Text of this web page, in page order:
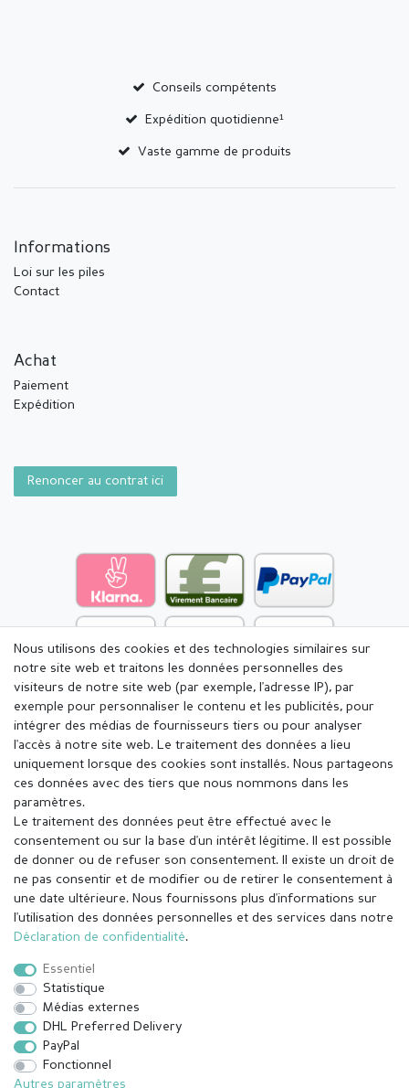
Conseils compétents
Expédition quotidienne¹
Vaste gamme de produits
Informations
Loi sur les piles
Contact
Achat
Paiement
Expédition
Renoncer au contrat ici
Mentions légales Déclaration de confidentialité
Rétracter le contrat ici
Nous utilisons des cookies et des technologies similaires sur
notre site web et traitons les données personnelles des
visiteurs de notre site web (par exemple, l'adresse IP), par
exemple pour personnaliser le contenu et les publicités, pour
intégrer des médias de fournisseurs tiers ou pour analyser
l'accès à notre site web. Le traitement des données a lieu
uniquement lorsque des cookies sont installés. Nous partageons
ces données avec des tiers que nous nommons dans les
paramètres.
Le traitement des données peut être effectué avec le
consentement ou sur la base d'un intérêt légitime. Il est possible
de donner ou de refuser son consentement. Il existe un droit de
ne pas consentir et de modifier ou de retirer le consentement à
une date ultérieure. Nous fournissons plus d'informations sur
l'utilisation des données personnelles et des services dans notre
Déclaration de confidentialité.
Essentiel
Statistique
Médias externes
DHL Preferred Delivery
PayPal
Fonctionnel
Autres paramètres